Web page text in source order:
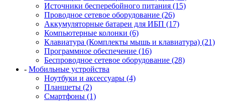
Источники бесперебойного питания (15)
Проводное сетевое оборудование (26)
Аккумуляторные батареи для ИБП (17)
Компьютерные колонки (6)
Клавиатура (Комплекты мышь и клавиатура) (21)
Программное обеспечение (16)
Беспроводное сетевое оборудование (28)
- Мобильные устройства
Ноутбуки и аксессуары (4)
Планшеты (2)
Смартфоны (1)